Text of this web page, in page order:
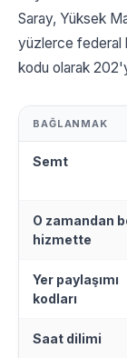
Saray, Yüksek
yüzlerce federal
kodu olarak
BAĞLANMAK
Semt
O zamandan
hizmette
Yer paylaşımı
kodları
Saat dilimi